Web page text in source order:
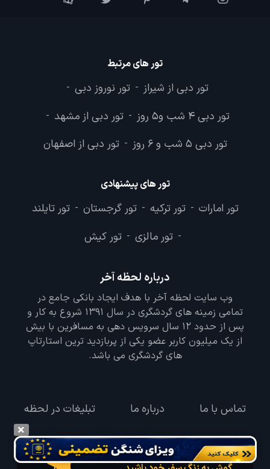
تور های مرتبط
تور دبی از شیراز - تور نوروز دبی -
تور دبی 4 شب و5 روز - تور دبی از مشهد -
تور دبی 5 شب و 6 روز - تور دبی از اصفهان
تور های پیشنهادی
تور امارات - تور ترکیه - تور گرجستان - تور تایلند
- تور مالزی - تور کیش
درباره لحظه آخر
وب سایت لحظه آخر با هدف ایجاد بانکی جامع در
تمامی زمینه های گردشگری در سال 1391 شروع به کار و
پس از حدود 12 سال سرویس دهی به مسافرین با بیش
از یک میلیون کاربر عضو یکی از پربازدید ترین استارتاپ
های گردشگری می باشد.
تماس با ما درباره ما تبلیغات در لحظه